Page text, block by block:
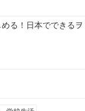
る！日本でできるヲ